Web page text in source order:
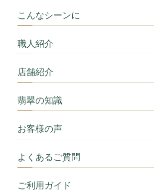
こんなシーンに
職人紹介
店舗紹介
翡翠の知識
お客様の声
よくあるご質問
ご利用ガイド